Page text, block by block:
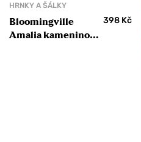
HRNKY A ŠÁLKY
Bloomingville
Amalia kameninový
398 Kč